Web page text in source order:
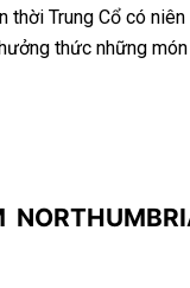
thời Trung Cổ có
thức những